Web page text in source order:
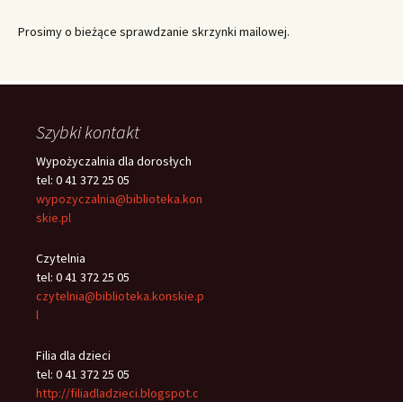
Prosimy o bieżące sprawdzanie skrzynki mailowej.
Szybki kontakt
Wypożyczalnia dla dorosłych
tel: 0 41 372 25 05
wypozyczalnia@biblioteka.kon
skie.pl
Czytelnia
tel: 0 41 372 25 05
czytelnia@biblioteka.konskie.p
l
Filia dla dzieci
tel: 0 41 372 25 05
http://filiadladzieci.blogspot.c